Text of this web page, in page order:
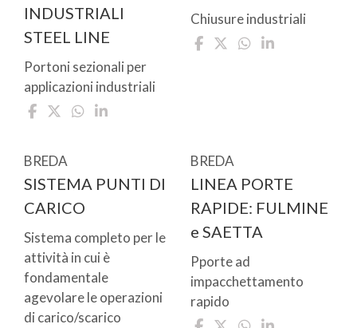
INDUSTRIALI
STEEL LINE
Portoni sezionali per
applicazioni industriali
Chiusure industriali
BREDA
SISTEMA PUNTI DI
CARICO
Sistema completo per le
attività in cui è
fondamentale
agevolare le operazioni
di carico/scarico
BREDA
LINEA PORTE
RAPIDE: FULMINE
e SAETTA
Pporte ad
impacchettamento
rapido